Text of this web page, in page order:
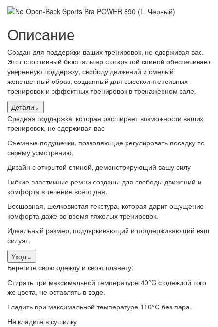
Описание
Создан для поддержки ваших тренировок, не сдерживая вас.
Этот спортивный бюстгальтер с открытой спиной обеспечивает
уверенную поддержку, свободу движений и смелый
женственный образ, созданный для высокоинтенсивных
тренировок и эффектных тренировок в тренажерном зале.
Детали ⌄
Средняя поддержка, которая расширяет возможности ваших
тренировок, не сдерживая вас
Съемные подушечки, позволяющие регулировать посадку по
своему усмотрению.
Дизайн с открытой спиной, демонстрирующий вашу силу
Гибкие эластичные ремни созданы для свободы движений и
комфорта в течение всего дня.
Бесшовная, шелковистая текстура, которая дарит ощущение
комфорта даже во время тяжелых тренировок.
Идеальный размер, подчеркивающий и поддерживающий ваш
силуэт.
Уход⌄
Берегите свою одежду и свою планету:
Стирать при максимальной температуре 40°C с одеждой того
же цвета, не оставлять в воде.
Гладить при максимальной температуре 110°С без пара.
Не кладите в сушилку